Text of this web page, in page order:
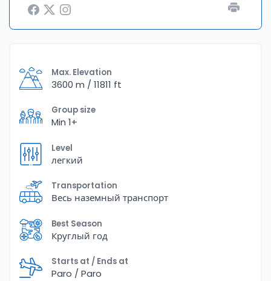
Max. Elevation
3600 m / 11811 ft
Group size
Min 1+
Level
легкий
Transportation
Весь наземный транспорт
Best Season
Круглый год
Starts at / Ends at
Paro / Paro